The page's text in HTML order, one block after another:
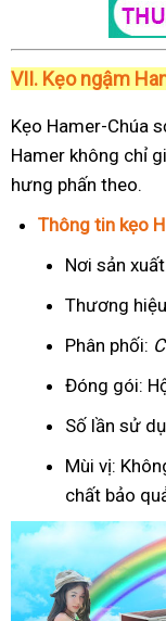
VII. Kẹo ngậm
Kẹo Hamer-Chúa
Hamer không chỉ
hưng phấn theo.
Thông tin kẹo
Nơi sản
Thương
Phân phối:
Đóng gói:
Số lần sử
Mùi vị:
chất bảo